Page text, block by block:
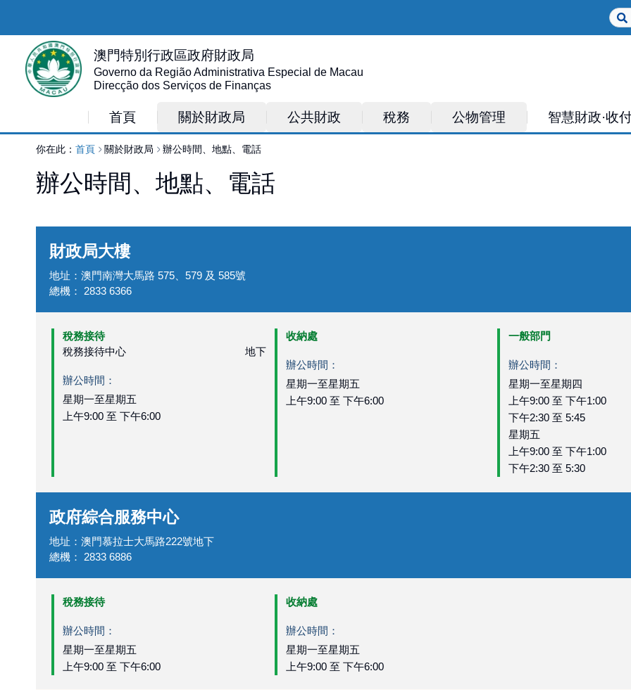
澳門特別行政區政府財政局
Governo da Região Administrativa Especial de Macau
Direcção dos Serviços de Finanças
首頁 關於財政局 公共財政 稅務 公物管理 智慧財政·收
你在此： 首頁 關於財政局 辦公時間、地點、電話
辦公時間、地點、電話
財政局大樓
地址 ： 澳門南灣大馬路 575、579 及 585號
總機： 2833 6366
稅務接待
稅務接待中心
地下
辦公時間：
星期一至星期五
上午9:00 至 下午6:00
收納處
辦公時間：
星期一至星期五
上午9:00 至 下午6:00
一般部門
辦公時間：
星期一至星期四
上午9:00 至 下午1:00
下午2:30 至 5:45
星期五
上午9:00 至 下午1:00
下午2:30 至 5:30
政府綜合服務中心
地址 ： 澳門慕拉士大馬路222號地下
總機： 2833 6886
稅務接待
辦公時間：
星期一至星期五
上午9:00 至 下午6:00
收納處
辦公時間：
星期一至星期五
上午9:00 至 下午6:00